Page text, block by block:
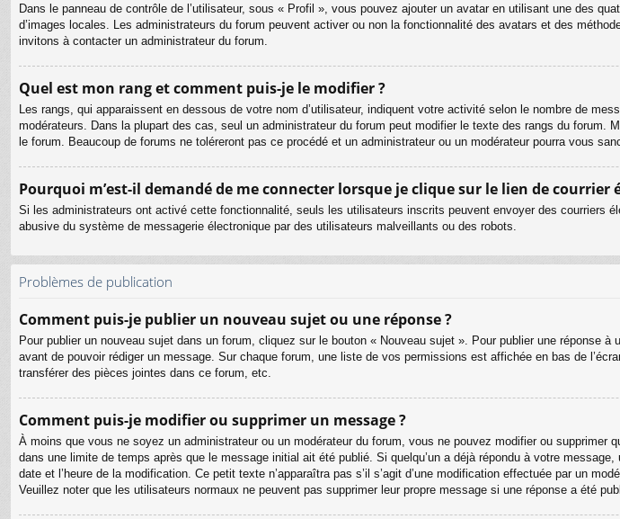
Dans le panneau de contrôle de l’utilisateur, sous « Profil », vous pouvez ajouter un avatar en utilisant une des
d’images locales. Les administrateurs du forum peuvent activer ou non la fonctionnalité des avatars et des
invitons à contacter un administrateur du forum.
Quel est mon rang et comment puis-je le modifier ?
Les rangs, qui apparaissent en dessous de votre nom d’utilisateur, indiquent votre activité selon le nombre de
modérateurs. Dans la plupart des cas, seul un administrateur du forum peut modifier le texte des rangs du
le forum. Beaucoup de forums ne toléreront pas ce procédé et un administrateur ou un modérateur pourra vous
Pourquoi m’est-il demandé de me connecter lorsque je clique sur le lien de
Si les administrateurs ont activé cette fonctionnalité, seuls les utilisateurs inscrits peuvent envoyer des courriers
abusive du système de messagerie électronique par des utilisateurs malveillants ou des robots.
Problèmes de publication
Comment puis-je publier un nouveau sujet ou une réponse ?
Pour publier un nouveau sujet dans un forum, cliquez sur le bouton « Nouveau sujet ». Pour publier une réponse
avant de pouvoir rédiger un message. Sur chaque forum, une liste de vos permissions est affichée en bas de
transférer des pièces jointes dans ce forum, etc.
Comment puis-je modifier ou supprimer un message ?
À moins que vous ne soyez un administrateur ou un modérateur du forum, vous ne pouvez modifier ou
dans une limite de temps après que le message initial ait été publié. Si quelqu’un a déjà répondu à votre
date et l’heure de la modification. Ce petit texte n’apparaîtra pas s’il s’agit d’une modification effectuée par un
Veuillez noter que les utilisateurs normaux ne peuvent pas supprimer leur propre message si une réponse a été